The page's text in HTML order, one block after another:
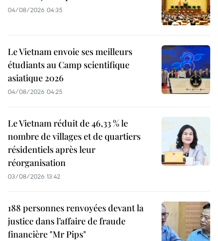
04/08/2026 04:35
Le Vietnam envoie ses meilleurs
étudiants au Camp scientifique
asiatique 2026
04/08/2026 04:25
Le Vietnam réduit de 46,33 % le
nombre de villages et de quartiers
résidentiels après leur
réorganisation
03/08/2026 13:42
188 personnes renvoyées devant la
justice dans l’affaire de fraude
financière "Mr Pips"